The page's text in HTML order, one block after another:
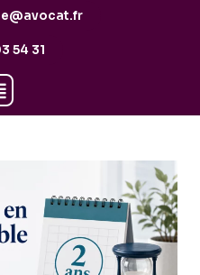
54 31